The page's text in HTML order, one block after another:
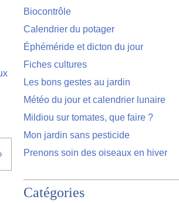
Biocontrôle
Calendrier du potager
Éphéméride et dicton du jour
Fiches cultures
Les bons gestes au jardin
Météo du jour et calendrier lunaire
Mildiou sur tomates, que faire ?
Mon jardin sans pesticide
Prenons soin des oiseaux en hiver
Catégories